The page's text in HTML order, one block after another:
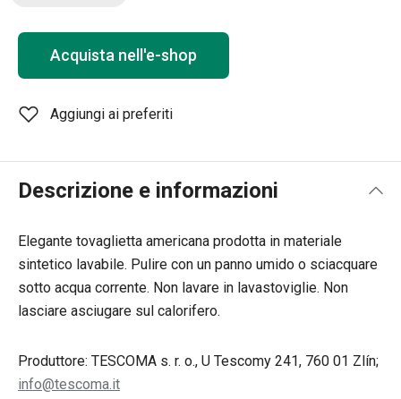
Acquista nell'e-shop
Aggiungi ai preferiti
Descrizione e informazioni
Elegante tovaglietta americana prodotta in materiale
sintetico lavabile. Pulire con un panno umido o sciacquare
sotto acqua corrente. Non lavare in lavastoviglie. Non
lasciare asciugare sul calorifero.
Produttore: TESCOMA s. r. o., U Tescomy 241, 760 01 Zlín;
info@tescoma.it